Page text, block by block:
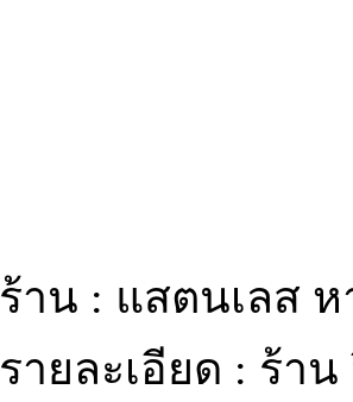
ร้าน : แสตนเลส
รายละเอียด : ร้า